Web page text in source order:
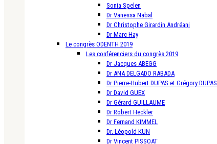
Sonia Spelen
Dr Vanessa Nabal
Dr Christophe Girardin Andréani
Dr Marc Hay
Le congrès ODENTH 2019
Les conférenciers du congrès 2019
Dr Jacques ABEGG
Dr ANA DELGADO RABADA
Dr Pierre-Hubert DUPAS et Grégory DUPAS
Dr David GUEX
Dr Gérard GUILLAUME
Dr Robert Heckler
Dr Fernand KIMMEL
Dr. Léopold KUN
Dr Vincent PISSOAT